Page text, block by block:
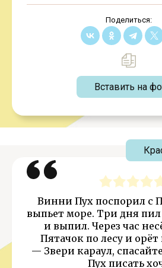
Поделиться:
Вставить на
Винни Пух поспорил с
выпьет море. Три дня пил
и выпил. Через час
Пятачок по лесу и орёт
— Звери караул,
Пух писать